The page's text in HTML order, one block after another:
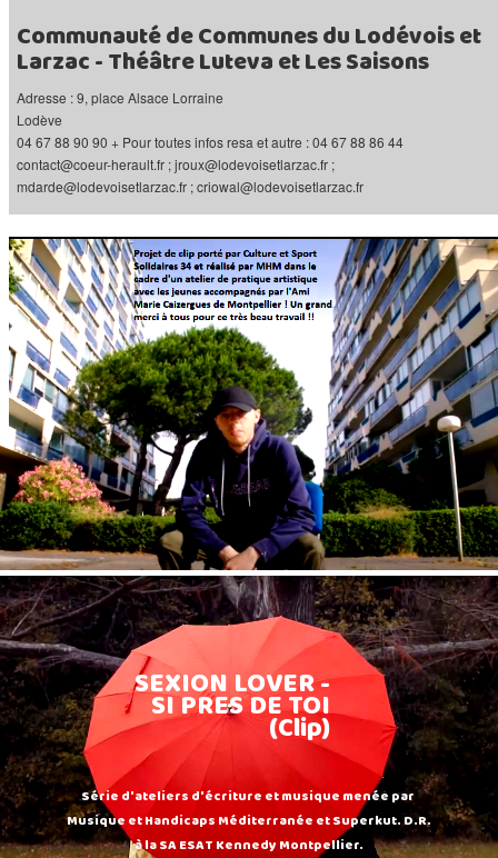
Communauté de Communes du Lodévois et
Larzac - Théâtre Luteva et Les Saisons
Adresse : 9, place Alsace Lorraine
Lodève
04 67 88 90 90 + Pour toutes infos resa et autre : 04 67 88 86 44
contact@coeur-herault.fr ; jroux@lodevoisetlarzac.fr ;
mdarde@lodevoisetlarzac.fr ; criowal@lodevoisetlarzac.fr
SEXION LOVER -
SI PRES DE TOI
(Clip)
Série d'ateliers d'écriture et musique menée par
Musique et Handicaps Méditerranée et Superkut. D.R.
à la SA ESAT Kennedy Montpellier.